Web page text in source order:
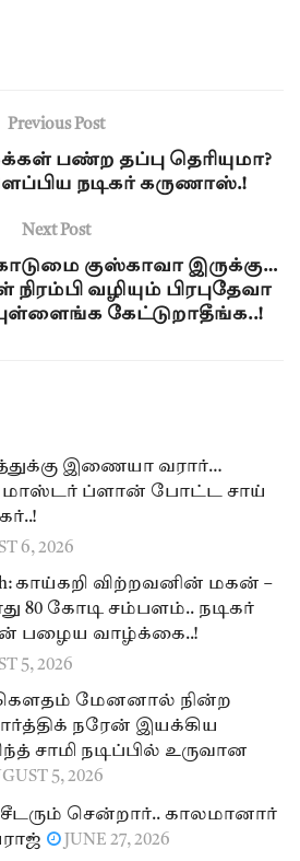
Previous Post
பண்ற தப்பு தெரியுமா?
நடிகர் கருணாஸ்.!
Next Post
குஸ்காவா இருக்கு…
வழியும் பிரபுதேவா
கேட்டுறாதீங்க..!
இணையா வரார்…
மாஸ்டர் ப்ளான் போட்ட சாய்
6, 2026
காய்கறி விற்றவனின் மகன் –
80 கோடி சம்பளம்.. நடிகர்
பழைய வாழ்க்கை..!
5, 2026
கௌதம் மேனனால் நின்ற
நரேன் இயக்கிய
சாமி நடிப்பில் உருவான
5, 2026
சீடரும் சென்றார்.. காலமானார்
JUNE 27, 2026